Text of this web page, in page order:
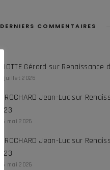
DERNIERS COMMENTAIRES
RIOTTE Gérard sur Renaissance
1 juillet 2026
CROCHARD Jean-Lucsur
E23
16 mai 2026
CROCHARD Jean-Lucsur
E23
16 mai 2026